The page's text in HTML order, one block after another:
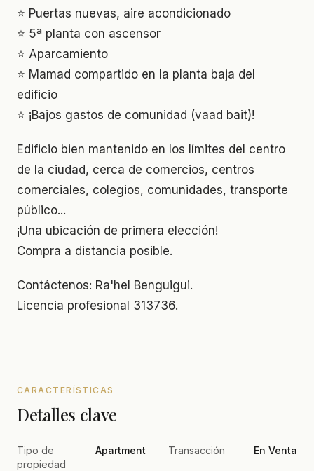
⭐ Puertas nuevas, aire acondicionado
⭐ 5ª planta con ascensor
⭐ Aparcamiento
⭐ Mamad compartido en la planta baja del
edificio
⭐ ¡Bajos gastos de comunidad (vaad bait)!
Edificio bien mantenido en los límites del centro
de la ciudad, cerca de comercios, centros
comerciales, colegios, comunidades, transporte
público...
¡Una ubicación de primera elección!
Compra a distancia posible.
Contáctenos: Ra'hel Benguigui.
Licencia profesional 313736.
CARACTERÍSTICAS
Detalles clave
Tipo de
propiedad
Apartment Transacción En Venta